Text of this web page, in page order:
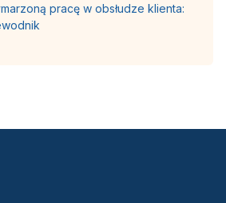
pracę w obsłudze klienta: